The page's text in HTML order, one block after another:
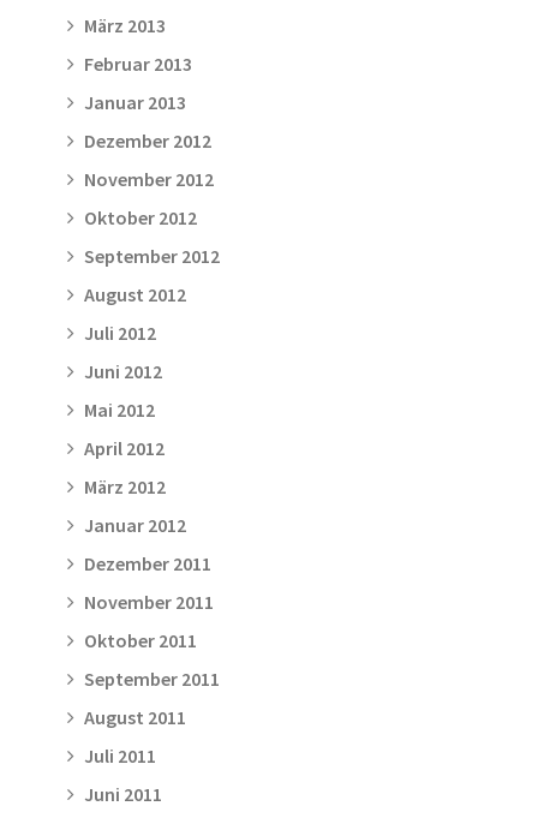
März 2013
Februar 2013
Januar 2013
Dezember 2012
November 2012
Oktober 2012
September 2012
August 2012
Juli 2012
Juni 2012
Mai 2012
April 2012
März 2012
Januar 2012
Dezember 2011
November 2011
Oktober 2011
September 2011
August 2011
Juli 2011
Juni 2011